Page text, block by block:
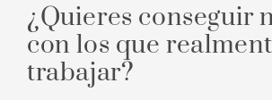
¿Quieres conseguir
con los que
trabajar?